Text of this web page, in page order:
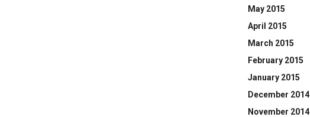
May 2015
April 2015
March 2015
February 2015
January 2015
December 2014
November 2014